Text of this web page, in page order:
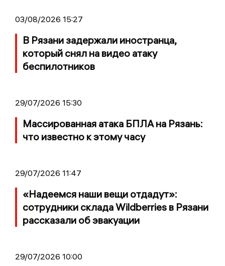
03/08/2026 15:27
В Рязани задержали иностранца,
который снял на видео атаку
беспилотников
29/07/2026 15:30
Массированная атака БПЛА на Рязань:
что известно к этому часу
29/07/2026 11:47
«Надеемся наши вещи отдадут»:
сотрудники склада Wildberries в Рязани
рассказали об эвакуации
29/07/2026 10:00